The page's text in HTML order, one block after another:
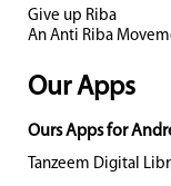
Give up Riba
An Anti Riba
Our Apps
Ours Apps for
Tanzeem Digital